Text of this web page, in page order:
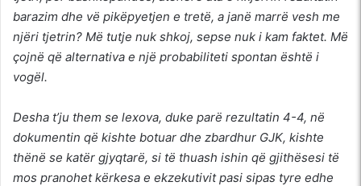
barazim dhe vë pikëpyetjen e tretë, a janë marrë vesh me
njëri tjetrin? Më tutje nuk shkoj, sepse nuk i kam faktet. Më
çojnë që alternativa e një probabiliteti spontan është i
vogël.
Desha t’ju them se lexova, duke parë rezultatin 4-4, në
dokumentin që kishte botuar dhe zbardhur GJK, kishte
thënë se katër gjyqtarë, si të thuash ishin që gjithësesi të
mos pranohet kërkesa e ekzekutivit pasi sipas tyre edhe